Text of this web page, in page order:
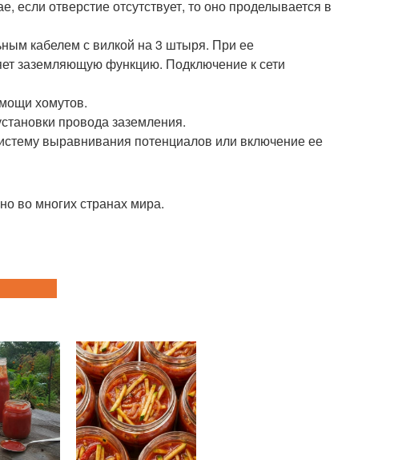
если отверстие отсутствует, то оно проделывается в
кабелем с вилкой на 3 штыря. При ее
заземляющую функцию. Подключение к сети
хомутов.
провода заземления.
выравнивания потенциалов или включение ее
во многих странах мира.